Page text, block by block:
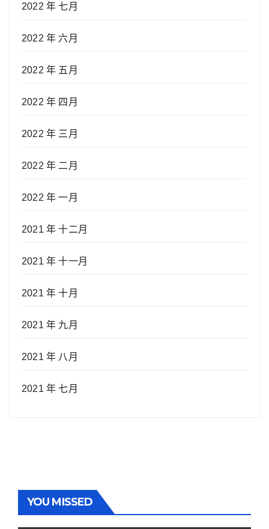
2022 年 七月
2022 年 六月
2022 年 五月
2022 年 四月
2022 年 三月
2022 年 二月
2022 年 一月
2021 年 十二月
2021 年 十一月
2021 年 十月
2021 年 九月
2021 年 八月
2021 年 七月
YOU MISSED